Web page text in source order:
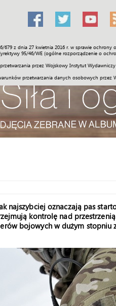
679 z dnia 27 kwietnia 2016 r. w sprawie
95/46/WE (ogólne rozporządzenie o
przez Wojskowy Instytut
przetwarzania danych osobowych przez
Sport Historia
najszybciej oznaczają pas
kontrolę nad
bojowych w dużym stopniu